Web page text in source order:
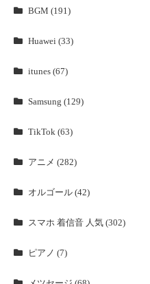
BGM (191)
Huawei (33)
itunes (67)
Samsung (129)
TikTok (63)
アニメ (282)
オルゴール (42)
スマホ 着信音 人気 (302)
ピアノ (7)